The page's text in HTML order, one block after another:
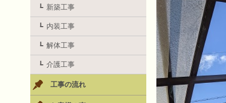
新築工事
内装工事
解体工事
介護工事
工事の流れ